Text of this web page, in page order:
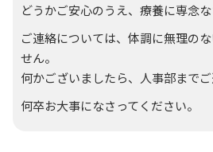
どうかご安心のうえ、療養に専念な
ご連絡については、体調に無理の
せん。
何かございましたら、人事部までご
何卒お大事になさってください。